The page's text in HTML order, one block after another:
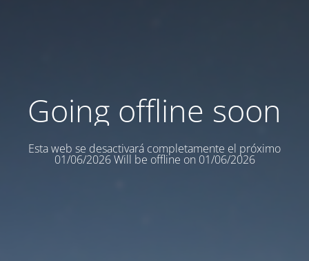
Going offline soon
Esta web se desactivará completamente el próximo
01/06/2026 Will be offline on 01/06/2026